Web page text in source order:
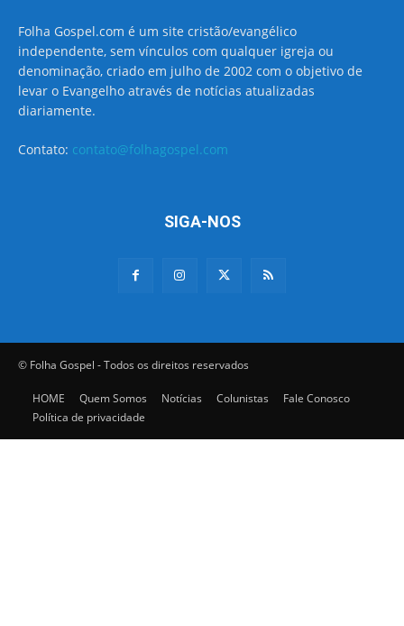
Folha Gospel.com é um site cristão/evangélico
independente, sem vínculos com qualquer igreja ou
denominação, criado em julho de 2002 com o objetivo de
levar o Evangelho através de notícias atualizadas
diariamente.
Contato: contato@folhagospel.com
SIGA-NOS
© Folha Gospel - Todos os direitos reservados
HOME Quem Somos Notícias Colunistas
Fale Conosco
Política de privacidade